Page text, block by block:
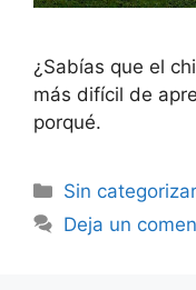
¿Sabías que el
más difícil de
porqué.
Sin categorizar
Deja un